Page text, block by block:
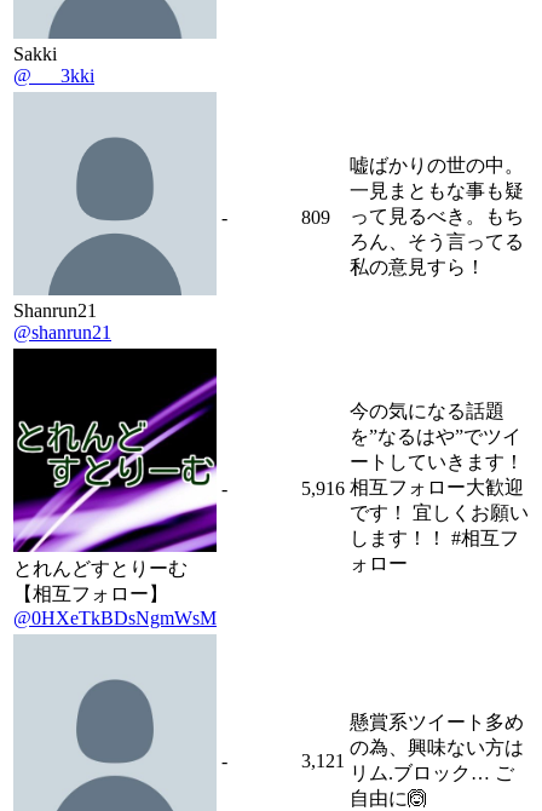
Sakki
@___3kki
Shanrun21
@shanrun21
- 809
嘘ばかりの世の中。
一見まともな事も疑
って見るべき。もち
ろん、そう言ってる
私の意見すら！
とれんどすとりーむ
【相互フォロー】
@0HXeTkBDsNgmWsM
- 5,916
今の気になる話題
を”なるはや”でツイ
ートしていきます！
相互フォロー大歓迎
です！ 宜しくお願い
します！！ #相互フ
ォロー
- 3,121
懸賞系ツイート多め
の為、興味ない方は
リム.ブロック… ご
自由に🙆